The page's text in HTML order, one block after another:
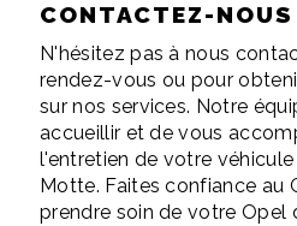
CONTACTEZ-NOUS
N'hésitez pas à nous
rendez-vous ou pour
sur nos services. Notre
accueillir et de vous
l'entretien de votre
Motte. Faites confiance au
prendre soin de votre Opel